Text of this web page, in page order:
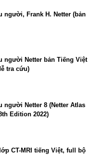
người, Frank H. Netter (bản
người Netter bản Tiếng Việt
tra cứu)
người Netter 8 (Netter Atlas
Edition 2022)
CT-MRI tiếng Việt, full bộ